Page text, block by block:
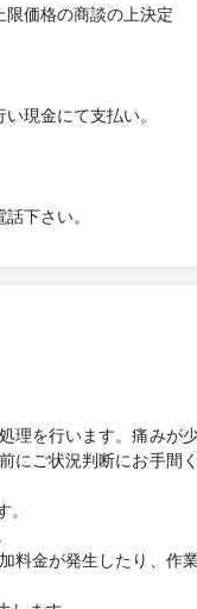
価格の商談の上決定
現金にて支払い。
下さい。
理を行います。痛みが
にご状況判断にお手間
料金が発生したり、作